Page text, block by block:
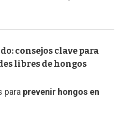
consejos clave para
libres de hongos
para prevenir hongos en